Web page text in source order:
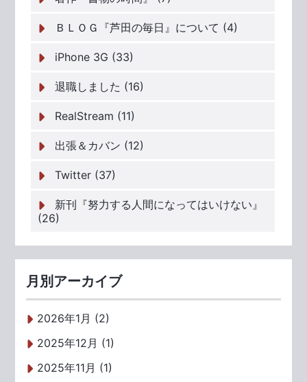
ＢＬＯＧ『芦田の毎日』について (4)
iPhone 3G (33)
退職しました (16)
RealStream (11)
出張＆カバン (12)
Twitter (37)
新刊『努力する人間になってはいけない』
(26)
月別アーカイブ
2026年1月 (2)
2025年12月 (1)
2025年11月 (1)